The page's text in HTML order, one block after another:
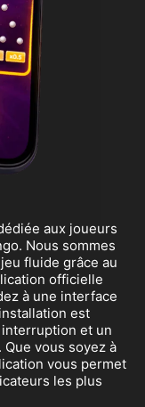
aux joueurs
Nous sommes
fluide grâce au
officielle
à une interface
est
et un
vous soyez à
vous permet
les plus